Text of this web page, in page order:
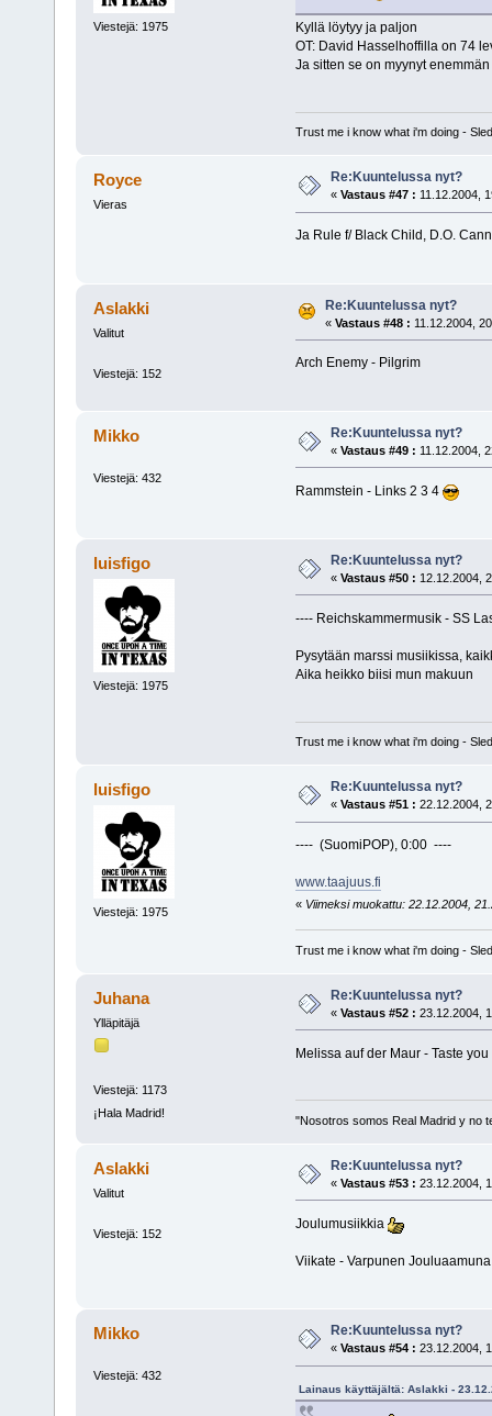
Viestejä: 1975
Kyllä löytyy ja paljon
OT: David Hasselhoffilla on 74
Ja sitten se on myynyt
Trust me i know what i'm doing -
Royce
Vieras
Re:Kuuntelussa nyt?
« Vastaus #47 : 11.12.2004,
Ja Rule f/ Black Child, D.O.
Aslakki
Valitut
Viestejä: 152
Re:Kuuntelussa nyt?
« Vastaus #48 : 11.12.2004,
Arch Enemy - Pilgrim
Mikko
Viestejä: 432
Re:Kuuntelussa nyt?
« Vastaus #49 : 11.12.2004,
Rammstein - Links 2 3 4
luisfigo
Viestejä: 1975
Re:Kuuntelussa nyt?
« Vastaus #50 : 12.12.2004,
---- Reichskammermusik - SS
Pysytään marssi musiikissa,
Aika heikko biisi mun makuun
Trust me i know what i'm doing -
luisfigo
Viestejä: 1975
Re:Kuuntelussa nyt?
« Vastaus #51 : 22.12.2004,
---- (SuomiPOP), 0:00 ----
www.taajuus.fi
« Viimeksi muokattu: 22.12.2004,
Trust me i know what i'm doing -
Juhana
Ylläpitäjä
Viestejä: 1173
¡Hala Madrid!
Re:Kuuntelussa nyt?
« Vastaus #52 : 23.12.2004,
Melissa auf der Maur - Taste you
"Nosotros somos Real Madrid y no
Aslakki
Valitut
Viestejä: 152
Re:Kuuntelussa nyt?
« Vastaus #53 : 23.12.2004,
Joulumusiikkia
Viikate - Varpunen Jouluaamuna
Mikko
Viestejä: 432
Re:Kuuntelussa nyt?
« Vastaus #54 : 23.12.2004,
Lainaus käyttäjältä: Aslakki -